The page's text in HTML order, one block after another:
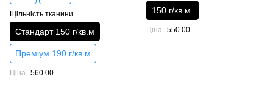
Щільність тканини
Стандарт 150 г/кв.м
Преміум 190 г/кв.м
Ціна 560.00
150 г/кв.м.
Ціна 550.00